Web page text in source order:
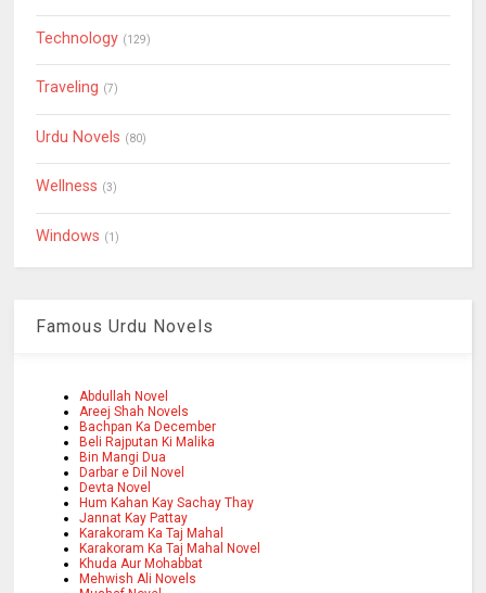
Technology (129)
Traveling (7)
Urdu Novels (80)
Wellness (3)
Windows (1)
Famous Urdu Novels
Abdullah Novel
Areej Shah Novels
Bachpan Ka December
Beli Rajputan Ki Malika
Bin Mangi Dua
Darbar e Dil Novel
Devta Novel
Hum Kahan Kay Sachay Thay
Jannat Kay Pattay
Karakoram Ka Taj Mahal
Karakoram Ka Taj Mahal Novel
Khuda Aur Mohabbat
Mehwish Ali Novels